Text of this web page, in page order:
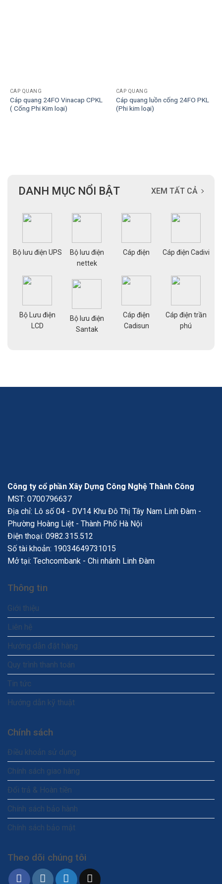
CÁP QUANG
Cáp quang 24FO Vinacap CPKL
( Cống Phi Kim loại)
CÁP QUANG
Cáp quang luồn cống 24FO PKL
(Phi kim loại)
DANH MỤC NỔI BẬT XEM TẤT CẢ
Bộ lưu điện UPS
Bộ Lưu điện
LCD
Bộ lưu điện
nettek
Bộ lưu điện
Santak
Cáp điện
Cáp điện
Cadisun
Cáp điện Cadivi
Cáp điện trần
phú
Công ty cổ phần Xây Dựng Công Nghệ Thành Công
MST: 0700796637
Địa chỉ: Lô số 04 - DV14 Khu Đô Thị Tây Nam Linh Đàm -
Phường Hoàng Liệt - Thành Phố Hà Nội
Điện thoại: 0982.315.512
Số tài khoản: 19034649731015
Mở tại: Techcombank - Chi nhánh Linh Đàm
Thông tin
Giới thiệu
Liên hệ
Hướng dẫn đặt hàng
Quy trình thanh toán
Tin tức
Hướng dẫn kỹ thuật
Chính sách
Điều khoản sử dụng
Chính sách giao hàng
Đổi trả & Hoàn tiền
Chính sách bảo hành
Chính sách bảo mật
Theo dõi chúng tôi